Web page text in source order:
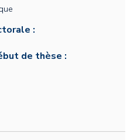
:
de thèse :